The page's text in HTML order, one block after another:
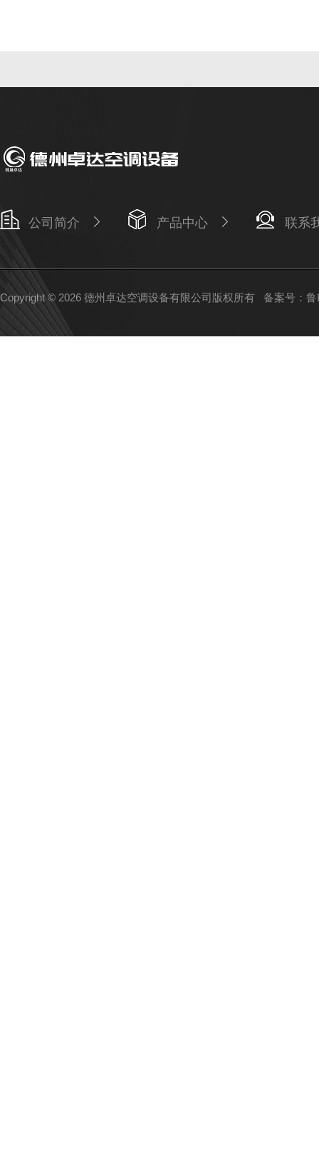
公司简介 产品中心 联系
Copyright © 2026 德州卓达空调设备有限公司版权所有 备案号：